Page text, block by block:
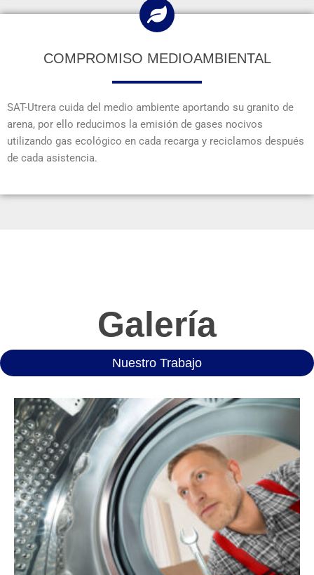
COMPROMISO MEDIOAMBIENTAL
SAT-Utrera cuida del medio ambiente aportando su granito de
arena, por ello reducimos la emisión de gases nocivos
utilizando gas ecológico en cada recarga y reciclamos después
de cada asistencia.
Galería
Nuestro Trabajo